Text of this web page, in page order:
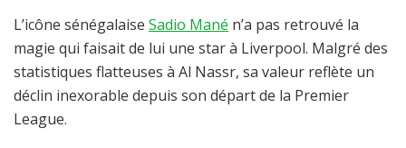
L’icône sénégalaise Sadio Mané n’a pas retrouvé la
magie qui faisait de lui une star à Liverpool. Malgré des
statistiques flatteuses à Al Nassr, sa valeur reflète un
déclin inexorable depuis son départ de la Premier
League.